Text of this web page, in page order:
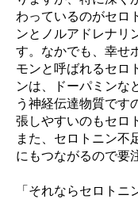
わっているのがセロ
ンとノルアドレナリ
す。なかでも、幸せ
モンと呼ばれるセロ
ンは、ドーパミンな
う神経伝達物質です
張しやすいのもセロ
また、セロトニン不
にもつながるので要
「それならセロト